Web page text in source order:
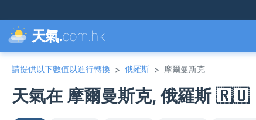
天氣.com.hk
請提供以下數值以進行轉換 > 俄羅斯 > 摩爾曼斯克
天氣在 摩爾曼斯克, 俄羅斯 🇷🇺